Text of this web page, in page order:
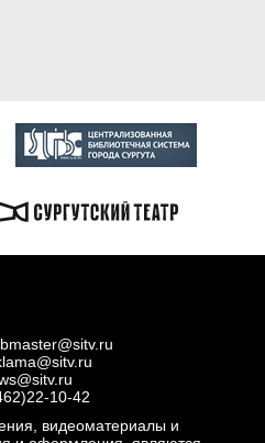
10-42
видеоматериалы и